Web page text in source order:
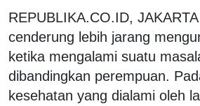
REPUBLIKA.CO.ID,
cenderung lebih jarang
ketika mengalami suatu
dibandingkan perempuan.
kesehatan yang dialami oleh